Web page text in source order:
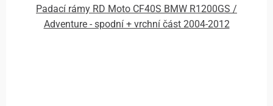
Padací rámy RD Moto CF40S BMW R1200GS /
Adventure - spodní + vrchní část 2004-2012